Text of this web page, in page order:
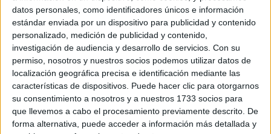
datos personales, como identificadores únicos e información
estándar enviada por un dispositivo para publicidad y contenido
personalizado, medición de publicidad y contenido,
investigación de audiencia y desarrollo de servicios. Con su
permiso, nosotros y nuestros socios podemos utilizar datos de
localización geográfica precisa e identificación mediante las
características de dispositivos. Puede hacer clic para otorgarnos
su consentimiento a nosotros y a nuestros 1733 socios para
que llevemos a cabo el procesamiento previamente descrito. De
forma alternativa, puede acceder a información más detallada y
personas en los intentos de cruce a Ceuta , la amplia
mayoría en este fin de semana siguiendo la llamada en
redes sociales.
El número de personas fue, en total, 4.455 personas
durante el periodo comprendido entre el 11 y el 15 de
septiembre.
Los datos disponibles indican que lasmedidas de